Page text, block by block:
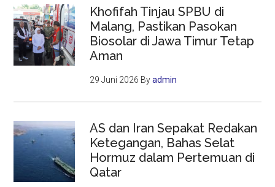
Khofifah Tinjau SPBU di
Malang, Pastikan Pasokan
Biosolar di Jawa Timur Tetap
Aman
29 Juni 2026 Byadmin
AS dan Iran Sepakat Redakan
Ketegangan, Bahas Selat
Hormuz dalam Pertemuan di
Qatar